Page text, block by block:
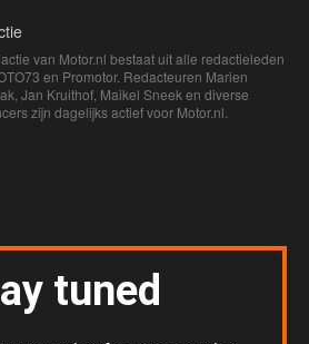
van Motor.nl bestaat uit alle redactieleden
en Promotor. Redacteuren Marien
Jan Kruithof, Maikel Sneek en diverse
zijn dagelijks actief voor Motor.nl.
tuned